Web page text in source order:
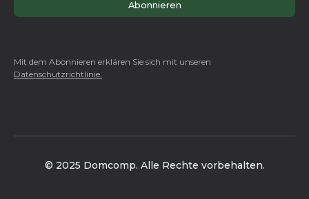
Mit dem Abonnieren erklären Sie sich mit unseren
Datenschutzrichtlinie.
© 2025 Domcomp. Alle Rechte vorbehalten.